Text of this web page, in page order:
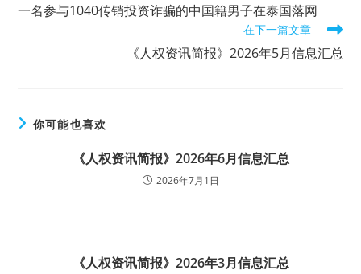
articles
一名参与1040传销投资诈骗的中国籍男子在泰国落网
在下一篇文章
《人权资讯简报》2026年5月信息汇总
你可能也喜欢
《人权资讯简报》2026年6月信息汇总
2026年7月1日
《人权资讯简报》2026年3月信息汇总